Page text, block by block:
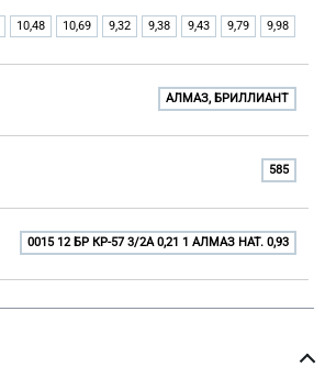
10,48 10,69 9,32 9,38 9,43 9,79 9,98
АЛМАЗ, БРИЛЛИАНТ
585
0015 12 БР КР-57 3/2A 0,21 1 АЛМАЗ НАТ. 0,93